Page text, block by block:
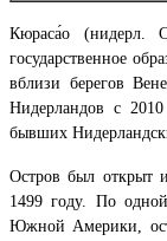
Кюраса́о (нидерл.
государственное
вблизи берегов
Нидерландов с 2010
бывших
Остров был открыт
1499 году. По
Южной Америки,